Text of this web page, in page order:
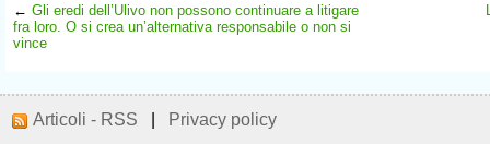
← Gli eredi dell’Ulivo non possono continuare a litigare
fra loro. O si crea un’alternativa responsabile o non si
vince
Articoli - RSS Privacy policy